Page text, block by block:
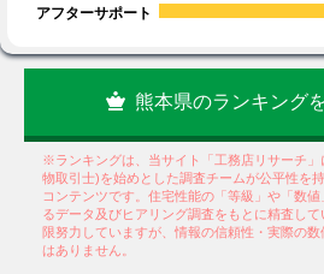
アフターサポート
熊本県のランキング
※ランキングは、当サイト「工務店リサーチ」
物取引士)を始めとした調査チームが公平性を
コンテンツです。住宅性能の「等級」や「数
るデータ及びヒアリング調査をもとに精査し
限努力していますが、情報の信頼性・実際の
はありません。